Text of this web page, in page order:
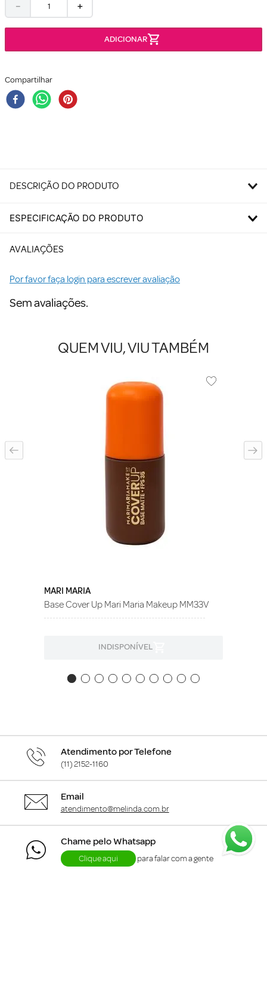
＋
－
Compartilhar
DESCRIÇÃO DO PRODUTO
ESPECIFICAÇÃO DO PRODUTO
AVALIAÇÕES
Por favor faça login para escrever avaliação
Sem avaliações.
QUEM VIU, VIU TAMBÉM
MARI MARIA
Base Cover Up Mari Maria Makeup MM33V
INDISPONÍVEL
Atendimento por Telefone
(11) 2152-1160
Email
atendimento@melinda.com.br
Chame pelo Whatsapp
Clique aqui para falar com a gente